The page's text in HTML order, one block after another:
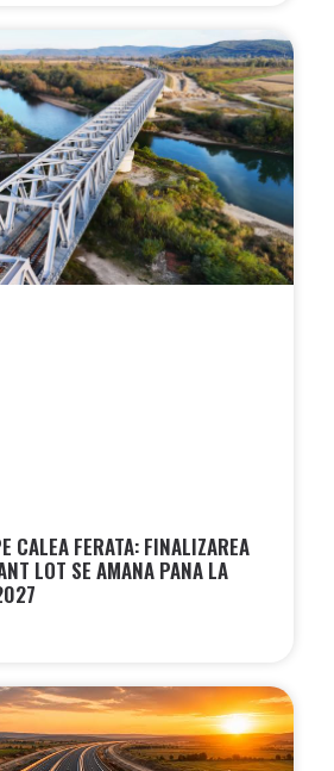
CALEA FERATA: FINALIZAREA
LOT SE AMANA PANA LA